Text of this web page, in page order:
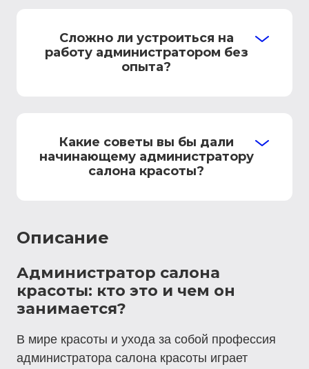
Сложно ли устроиться на
работу администратором без
опыта?
Какие советы вы бы дали
начинающему администратору
салона красоты?
Описание
Администратор салона
красоты: кто это и чем он
занимается?
В мире красоты и ухода за собой профессия
администратора салона красоты играет